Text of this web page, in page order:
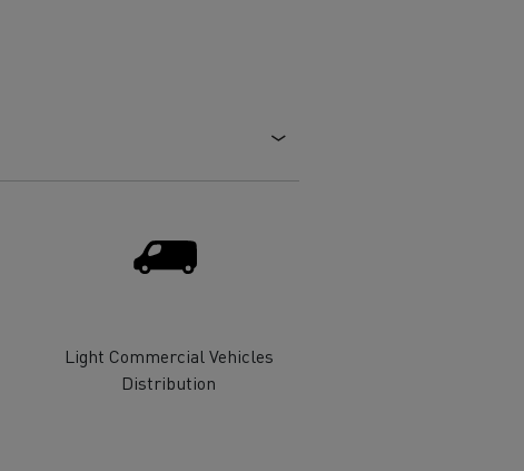
Light Commercial Vehicles
Distribution